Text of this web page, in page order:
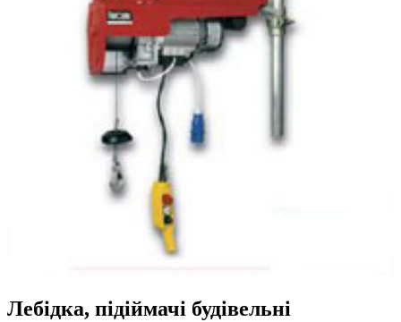
Лебідка, підіймачі будівельні